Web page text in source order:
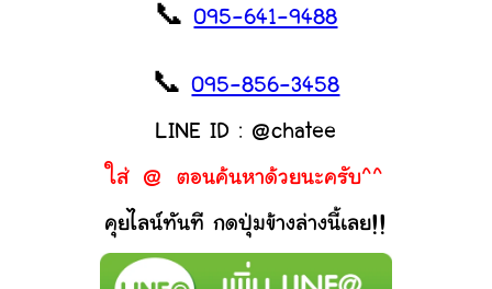
📞095-641-9488
📞095-856-3458
LINE ID : @chatee
ใส่ @ ตอนค้นหาด้วยนะครับ^^
คุยไลน์ทันที กดปุ่มข้างล่างนี้เลย!!